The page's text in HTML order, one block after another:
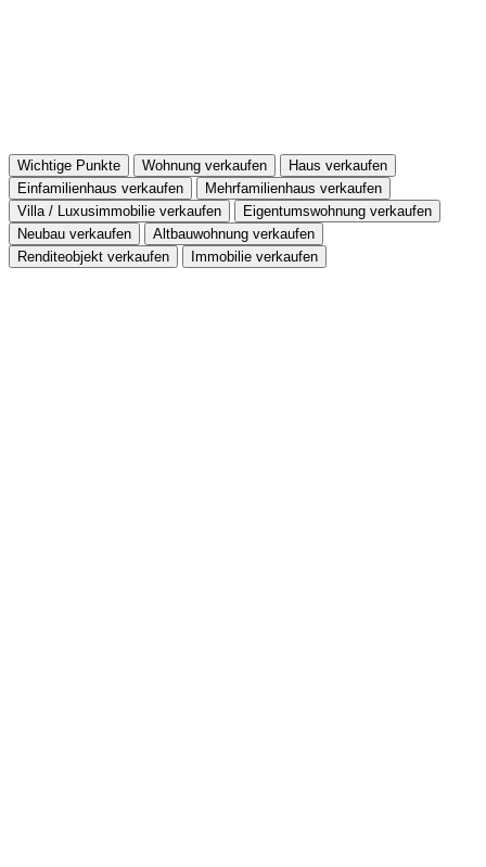
Wichtige Punkte Wohnung verkaufen
Haus verkaufen
Einfamilienhaus verkaufen
Mehrfamilienhaus verkaufen
Villa / Luxusimmobilie verkaufen
Eigentumswohnung verkaufen
Neubau verkaufen
Altbauwohnung verkaufen
Renditeobjekt verkaufen
Immobilie verkaufen